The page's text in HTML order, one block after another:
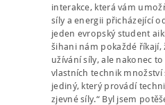
interakce, která vám
síly a energii přicházející
jeden evropský student
šihani nám pokaždé říkají,
užívání síly, ale nakonec
vlastních technik množství
jediný, který provádí
zjevné síly.“ Byl jsem